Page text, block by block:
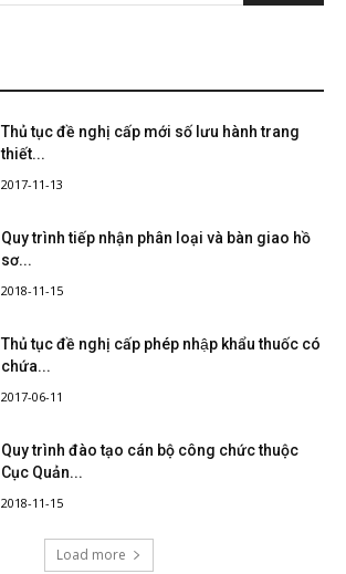
Thủ tục đề nghị cấp mới số lưu hành trang
thiết...
2017-11-13
Quy trình tiếp nhận phân loại và bàn giao hồ
sơ...
2018-11-15
Thủ tục đề nghị cấp phép nhập khẩu thuốc có
chứa...
2017-06-11
Quy trình đào tạo cán bộ công chức thuộc
Cục Quản...
2018-11-15
Load more